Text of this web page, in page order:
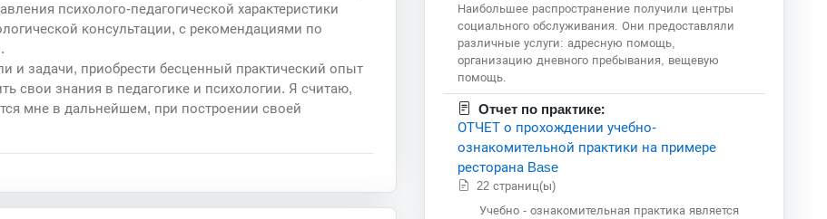
психолого-педагогической характеристики
консультации, с рекомендациями по
и задачи, приобрести бесценный практический опыт
свои знания в педагогике и психологии. Я считаю,
мне в дальнейшем, при построении своей
Наибольшее распространение получили центры
социального обслуживания. Они предоставляли
различные услуги: адресную помощь,
организацию дневного пребывания, вещевую
помощь.
Отчет по практике:
ОТЧЕТ о прохождении учебно-
ознакомительной практики на примере
ресторана Base
22 страниц(ы)
Учебно - ознакомительная практика является